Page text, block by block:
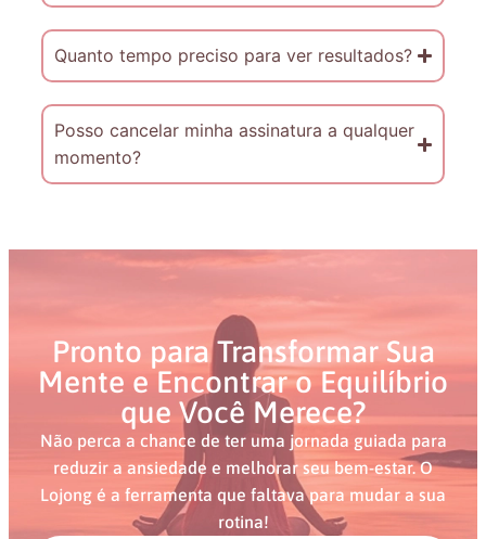
Quanto tempo preciso para ver resultados?
Posso cancelar minha assinatura a qualquer
momento?
Pronto para Transformar Sua
Mente e Encontrar o Equilíbrio
que Você Merece?
Não perca a chance de ter uma jornada guiada para
reduzir a ansiedade e melhorar seu bem-estar. O
Lojong é a ferramenta que faltava para mudar a sua
rotina!